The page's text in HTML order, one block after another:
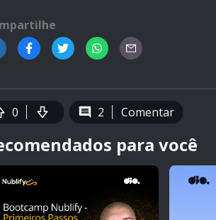
0 2 Comentar
para você